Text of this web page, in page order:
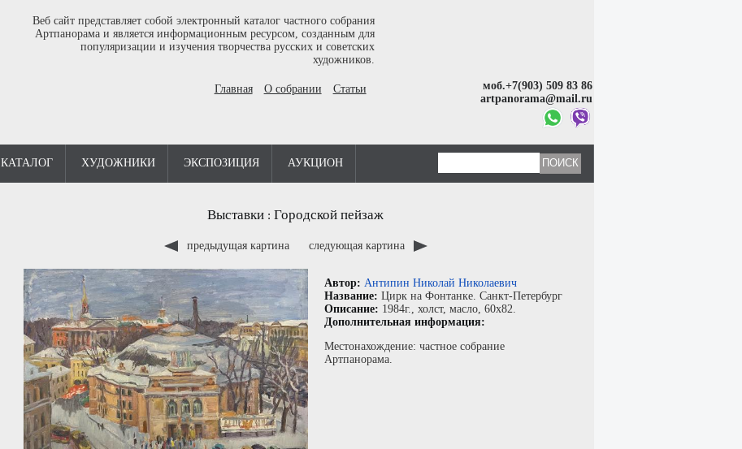
Веб сайт представляет собой электронный каталог частного собрания
Артпанорама и является информационным ресурсом, созданным для
популяризации и изучения творчества русских и советских
художников.
Главная О собрании Статьи
моб.+7(903) 509 83 86
artpanorama@mail.ru
КАТАЛОГ ХУДОЖНИКИ ЭКСПОЗИЦИЯ АУКЦИОН
Выставки : Городской пейзаж
предыдущая картина следующая картина
Автор: Антипин Николай Николаевич
Название: Цирк на Фонтанке. Санкт-Петербург
Описание: 1984г., холст, масло, 60x82.
Дополнительная информация:
Местонахождение: частное собрание
Артпанорама.